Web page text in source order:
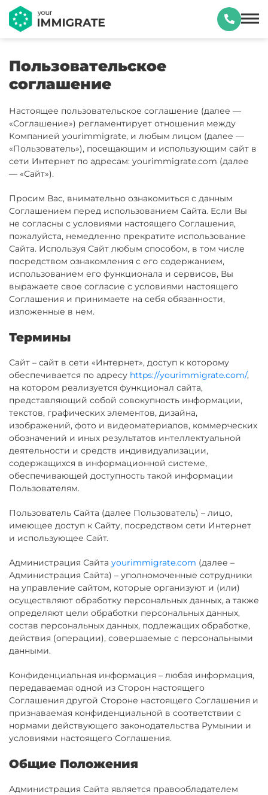
Пользовательское
соглашение
Настоящее пользовательское соглашение (далее —
«Соглашение») регламентирует отношения между
Компанией yourimmigrate, и любым лицом (далее —
«Пользователь»), посещающим и использующим сайт в
сети Интернет по адресам: yourimmigrate.com (далее
— «Сайт»).
Просим Вас, внимательно ознакомиться с данным
Соглашением перед использованием Сайта. Если Вы
не согласны с условиями настоящего Соглашения,
пожалуйста, немедленно прекратите использование
Сайта. Используя Сайт любым способом, в том числе
посредством ознакомления с его содержанием,
использованием его функционала и сервисов, Вы
выражаете свое согласие с условиями настоящего
Соглашения и принимаете на себя обязанности,
изложенные в нем.
Термины
Сайт – сайт в сети «Интернет», доступ к которому
обеспечивается по адресу https://yourimmigrate.com/,
на котором реализуется функционал сайта,
представляющий собой совокупность информации,
текстов, графических элементов, дизайна,
изображений, фото и видеоматериалов, коммерческих
обозначений и иных результатов интеллектуальной
деятельности и средств индивидуализации,
содержащихся в информационной системе,
обеспечивающей доступность такой информации
Пользователям.
Пользователь Сайта (далее Пользователь) – лицо,
имеющее доступ к Сайту, посредством сети Интернет
и использующее Сайт.
Администрация Сайта yourimmigrate.com (далее –
Администрация Сайта) – уполномоченные сотрудники
на управление сайтом, которые организуют и (или)
осуществляют обработку персональных данных, а также
определяют цели обработки персональных данных,
состав персональных данных, подлежащих обработке,
действия (операции), совершаемые с персональными
данными.
Конфиденциальная информация – любая информация,
передаваемая одной из Сторон настоящего
Соглашения другой Стороне настоящего Соглашения и
признаваемая конфиденциальной в соответствии с
нормами действующего законодательства Румынии и
условиями настоящего Соглашения.
Общие Положения
Администрация Сайта является правообладателем